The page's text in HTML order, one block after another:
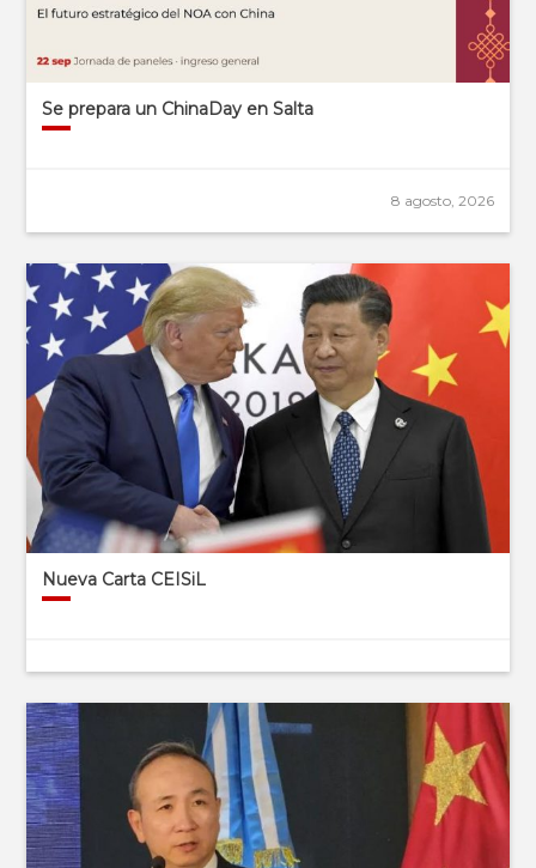
Se prepara un ChinaDay en Salta
8 agosto, 2026
Nueva Carta CEISiL